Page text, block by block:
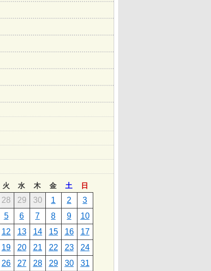
火 水 木 金 土 日
28 29 30 1 2
3
5 6 7 8 9
10
12 13 14 15 16
17
19 20 21 22 23
24
26 27 28 29 30
31